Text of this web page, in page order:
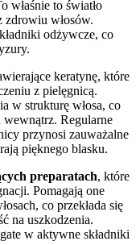
właśnie to światło
zdrowiu włosów.
odżywcze, co
keratynę, które
z pielęgnicą.
w strukturę włosa, co
Regularne
przynosi zauważalne
pięknego blasku.
preparatach, które
Pomagają one
co przekłada się
na uszkodzenia.
w aktywne składniki